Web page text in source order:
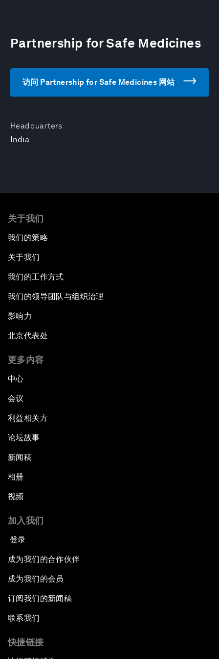
Headquarters
India
Partnership for Safe Medicines
访问 Partnership for Safe Medicines 网站
关于我们
我们的策略
关于我们
我们的工作方式
我们的领导团队与组织治理
影响力
北京代表处
更多内容
中心
会议
利益相关方
论坛故事
新闻稿
相册
视频
加入我们
登录
成为我们的合作伙伴
成为我们的会员
订阅我们的新闻稿
联系我们
快捷链接